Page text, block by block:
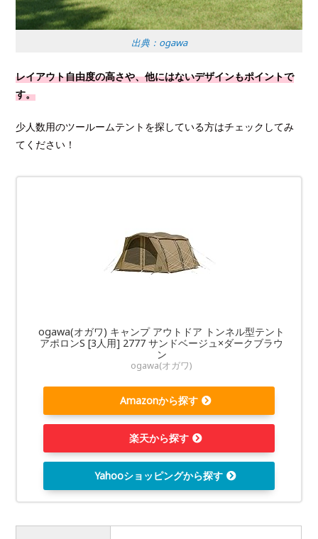
出典：ogawa
レイアウト自由度の高さや、他にはないデザインもポイントで
す。
少人数用のツールームテントを探している方はチェックしてみ
てください！
ogawa(オガワ) キャンプ アウトドア トンネル型テント
アポロンS [3人用] 2777 サンドベージュ×ダークブラウ
ン
ogawa(オガワ)
Amazonから探す
楽天から探す
Yahooショッピングから探す